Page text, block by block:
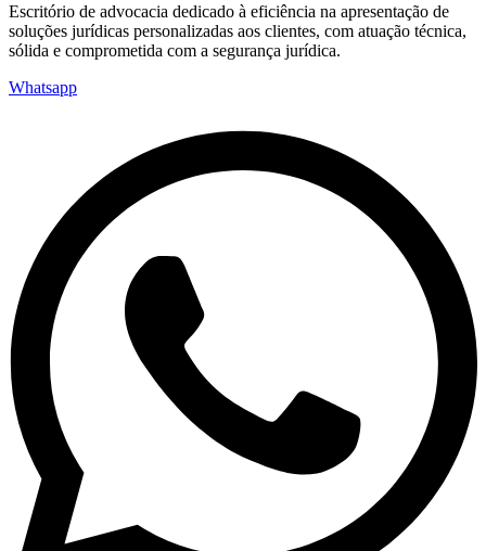
Escritório de advocacia dedicado à eficiência na apresentação de
soluções jurídicas personalizadas aos clientes, com atuação técnica,
sólida e comprometida com a segurança jurídica.
Whatsapp